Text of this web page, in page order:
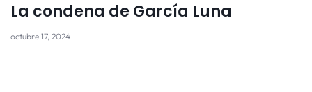
La condena de García Luna
octubre 17, 2024